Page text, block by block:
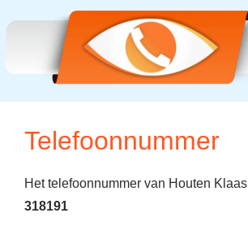
Telefoonnummer
Het telefoonnummer van Houten
318191